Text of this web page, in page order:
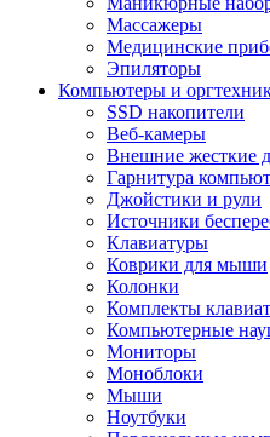
Массажеры
Медицинские
Эпиляторы
Компьютеры и
SSD накопители
Веб-камеры
Внешние жесткие
Гарнитура
Джойстики и рули
Источники
Клавиатуры
Коврики для мыши
Колонки
Комплекты
Компьютерные
Мониторы
Моноблоки
Мыши
Ноутбуки